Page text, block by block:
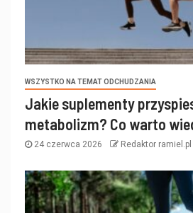
WSZYSTKO NA TEMAT ODCHUDZANIA
Jakie suplementy
metabolizm? Co warto
24 czerwca 2026 Redaktor ramiel.pl